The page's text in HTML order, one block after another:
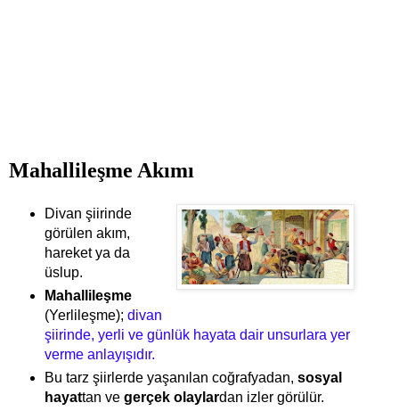
Mahallileşme Akımı
Divan şiirinde
görülen akım,
hareket ya da
üslup.
Mahallileşme
(Yerlileşme); divan
şiirinde, yerli ve günlük hayata dair unsurlara yer
verme anlayışıdır.
Bu tarz şiirlerde yaşanılan coğrafyadan, sosyal
hayattan ve gerçek olaylardan izler görülür.